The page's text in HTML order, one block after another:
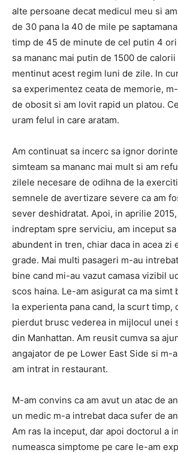
alte persoane decat medicul meu si
de 30 pana la 40 de mile pe
timp de 45 de minute de cel putin 4 ori
sa mananc mai putin de 1500 de calorii
mentinut acest regim luni de zile. In
sa experimentez ceata de memorie,
de obosit si am lovit rapid un platou.
uram felul in care aratam.
Am continuat sa incerc sa ignor
simteam sa mananc mai mult si am
zilele necesare de odihna de la
semnele de avertizare severe ca am
sever deshidratat. Apoi, in aprilie
indreptam spre serviciu, am inceput
abundent in tren, chiar daca in acea zi
grade. Mai multi pasageri m-au
bine cand mi-au vazut camasa vizibil
scos haina. Le-am asigurat ca ma simt
la experienta pana cand, la scurt timp,
pierdut brusc vederea in mijlocul unei
din Manhattan. Am reusit cumva sa
angajator de pe Lower East Side si m-
am intrat in restaurant.
M-am convins ca am avut un atac de
un medic m-a intrebat daca sufer de
Am ras la inceput, dar apoi doctorul a
numeasca simptome pe care le-am